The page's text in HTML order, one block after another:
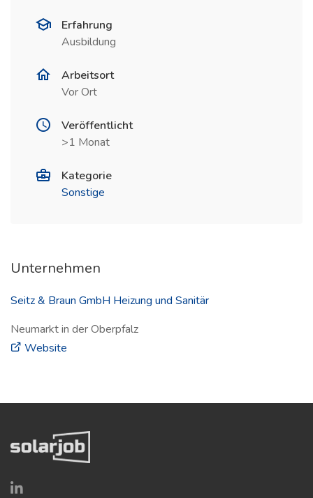
Erfahrung
Ausbildung
Arbeitsort
Vor Ort
Veröffentlicht
>1 Monat
Kategorie
Sonstige
Unternehmen
Seitz & Braun GmbH Heizung und Sanitär
Neumarkt in der Oberpfalz
Website